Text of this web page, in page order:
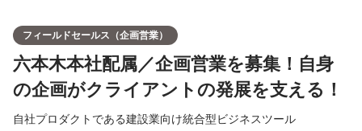
フィールドセールス（企画営業）
六本木本社配属／企画営業を募集！自身
の企画がクライアントの発展を支える！
自社プロダクトである建設業向け統合型ビジネスツール